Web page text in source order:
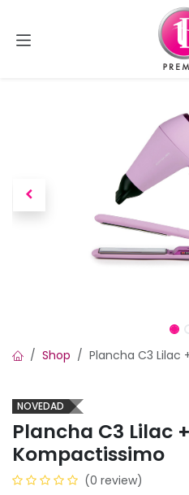
Shop Plancha C3 Lilac
NOVEDAD
Plancha C3 Lilac
Kompactissimo
(0 review)